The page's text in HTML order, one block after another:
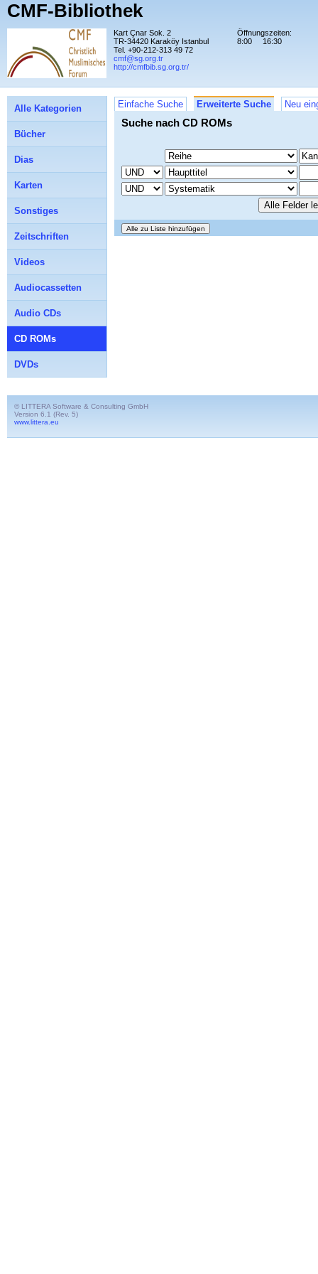
CMF-Bibliothek
Kart Çnar Sok. 2
TR-34420 Karaköy Istanbul
Tel. +90-212-313 49 72
cmf@sg.org.tr
http://cmfbib.sg.org.tr/
Öffnungszeiten:
8:00
16:30
Einfache Suche Erweiterte Suche Neu
Suche nach CD ROMs
Alle Kategorien
Bücher
Dias
Karten
Sonstiges
Zeitschriften
Videos
Audiocassetten
Audio CDs
CD ROMs
DVDs
© LITTERA Software & Consulting GmbH
Version 6.1 (Rev. 5)
www.littera.eu